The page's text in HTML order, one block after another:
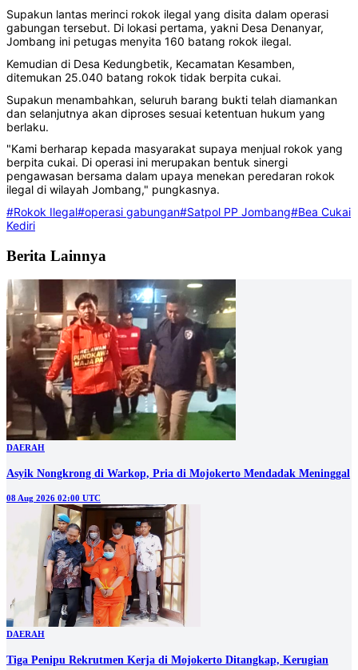
Supakun lantas merinci rokok ilegal yang disita dalam operasi
gabungan tersebut. Di lokasi pertama, yakni Desa Denanyar,
Jombang ini petugas menyita 160 batang rokok ilegal.
Kemudian di Desa Kedungbetik, Kecamatan Kesamben,
ditemukan 25.040 batang rokok tidak berpita cukai.
Supakun menambahkan, seluruh barang bukti telah diamankan
dan selanjutnya akan diproses sesuai ketentuan hukum yang
berlaku.
"Kami berharap kepada masyarakat supaya menjual rokok yang
berpita cukai. Di operasi ini merupakan bentuk sinergi
pengawasan bersama dalam upaya menekan peredaran rokok
ilegal di wilayah Jombang," pungkasnya.
#Rokok Ilegal#operasi gabungan#Satpol PP Jombang#Bea Cukai
Kediri
Berita Lainnya
DAERAH
Asyik Nongkrong di Warkop, Pria di Mojokerto Mendadak Meninggal
08 Aug 2026 02:00 UTC
DAERAH
Tiga Penipu Rekrutmen Kerja di Mojokerto Ditangkap, Kerugian